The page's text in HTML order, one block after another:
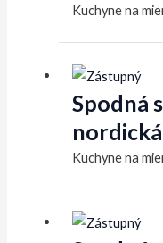
Kuchyne na
Spodná
Kuchyne na